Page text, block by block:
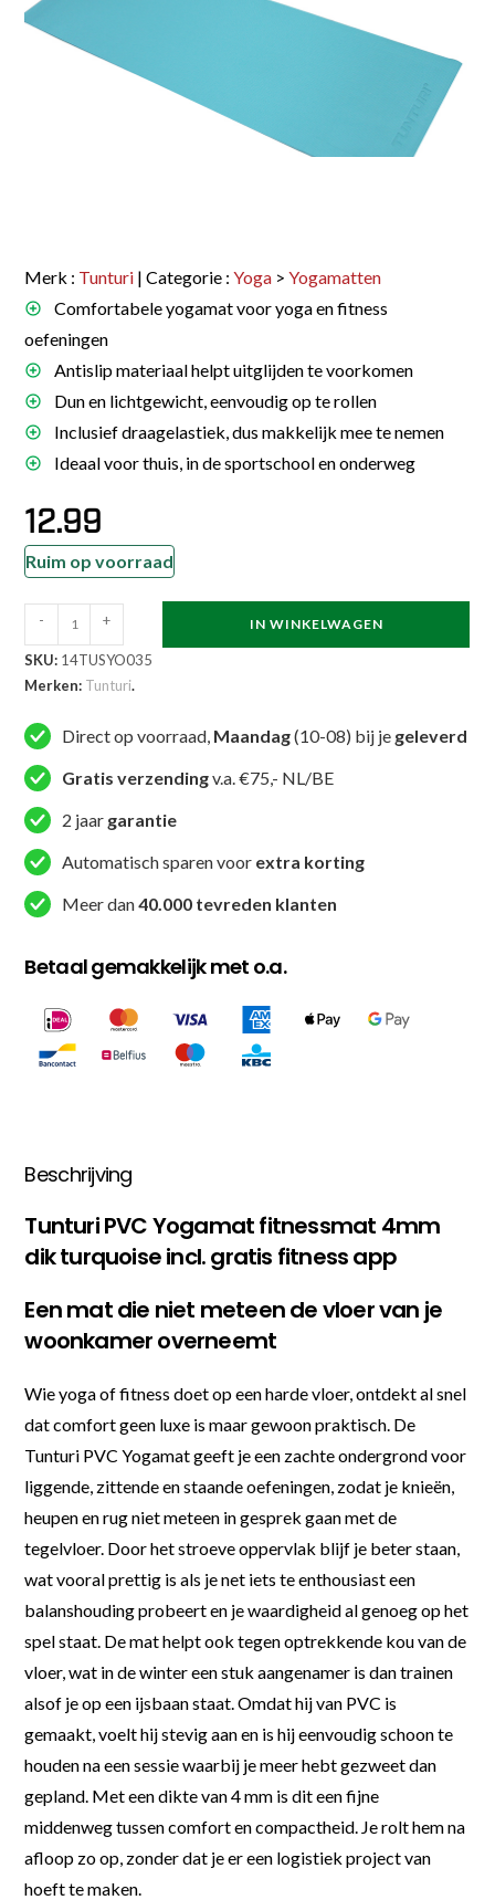
Merk : Tunturi | Categorie :Yoga >Yogamatten
Comfortabele yogamat voor yoga en fitness
oefeningen
Antislip materiaal helpt uitglijden te voorkomen
Dun en lichtgewicht, eenvoudig op te rollen
Inclusief draagelastiek, dus makkelijk mee te nemen
Ideaal voor thuis, in de sportschool en onderweg
12.99
Ruim op voorraad
Tunturi
Yogamat
-
Yogamat
4mm
-
Turquoise
aantal
- + IN WINKELWAGEN
SKU: 14TUSYO035
Merken: Tunturi.
Direct op voorraad, Maandag(10-08) bij je geleverd
Gratis verzendingv.a. €75,- NL/BE
2 jaar garantie
Automatisch sparen voor extra korting
Meer dan40.000 tevreden klanten
Betaal gemakkelijk met o.a.
Beschrijving
Tunturi PVC Yogamat fitnessmat 4mm
dik turquoise incl. gratis fitness app
Een mat die niet meteen de vloer van je
woonkamer overneemt
Wie yoga of fitness doet op een harde vloer, ontdekt al snel
dat comfort geen luxe is maar gewoon praktisch. De
Tunturi PVC Yogamat geeft je een zachte ondergrond voor
liggende, zittende en staande oefeningen, zodat je knieën,
heupen en rug niet meteen in gesprek gaan met de
tegelvloer. Door het stroeve oppervlak blijf je beter staan,
wat vooral prettig is als je net iets te enthousiast een
balanshouding probeert en je waardigheid al genoeg op het
spel staat. De mat helpt ook tegen optrekkende kou van de
vloer, wat in de winter een stuk aangenamer is dan trainen
alsof je op een ijsbaan staat. Omdat hij van PVC is
gemaakt, voelt hij stevig aan en is hij eenvoudig schoon te
houden na een sessie waarbij je meer hebt gezweet dan
gepland. Met een dikte van 4 mm is dit een fijne
middenweg tussen comfort en compactheid. Je rolt hem na
afloop zo op, zonder dat je er een logistiek project van
hoeft te maken.